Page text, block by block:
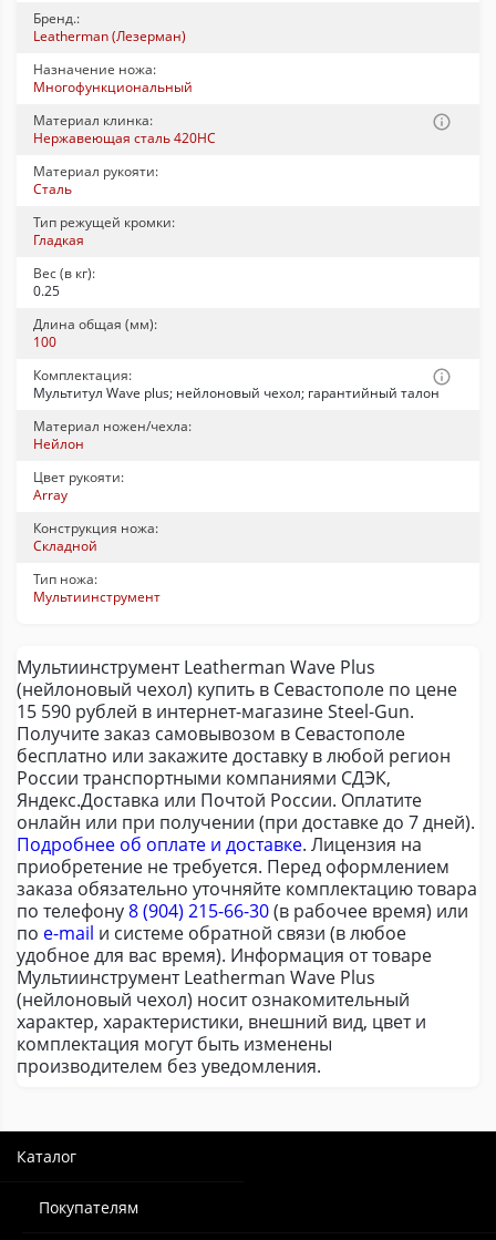
Бренд.:
Leatherman (Лезерман)
Назначение ножа:
Многофункциональный
Материал клинка:
Нержавеющая сталь 420HC
Материал рукояти:
Сталь
Тип режущей кромки:
Гладкая
Вес (в кг):
0.25
Длина общая (мм):
100
Комплектация:
Мультитул Wave plus; нейлоновый чехол; гарантийный талон
Материал ножен/чехла:
Нейлон
Цвет рукояти:
Array
Конструкция ножа:
Складной
Тип ножа:
Мультиинструмент
Мультиинструмент Leatherman Wave Plus
(нейлоновый чехол) купить в Севастополе по цене
15 590 рублей в интернет-магазине Steel-Gun.
Получите заказ самовывозом в Севастополе
бесплатно или закажите доставку в любой регион
России транспортными компаниями СДЭК,
Яндекс.Доставка или Почтой России. Оплатите
онлайн или при получении (при доставке до 7 дней).
Подробнее об оплате и доставке. Лицензия на
приобретение не требуется. Перед оформлением
заказа обязательно уточняйте комплектацию товара
по телефону8 (904) 215-66-30(в рабочее время) или
по e-mail и системе обратной связи (в любое
удобное для вас время). Информация от товаре
Мультиинструмент Leatherman Wave Plus
(нейлоновый чехол) носит ознакомительный
характер, характеристики, внешний вид, цвет и
комплектация могут быть изменены
производителем без уведомления.
Каталог
Покупателям